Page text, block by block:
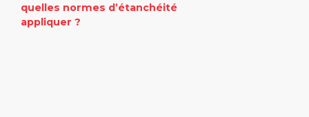
quelles normes d’étanchéité
appliquer ?